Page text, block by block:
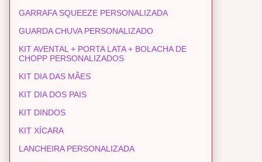
GARRAFA SQUEEZE PERSONALIZADA
GUARDA CHUVA PERSONALIZADO
KIT AVENTAL + PORTA LATA + BOLACHA DE
CHOPP PERSONALIZADOS
KIT DIA DAS MÃES
KIT DIA DOS PAIS
KIT DINDOS
KIT XÍCARA
LANCHEIRA PERSONALIZADA